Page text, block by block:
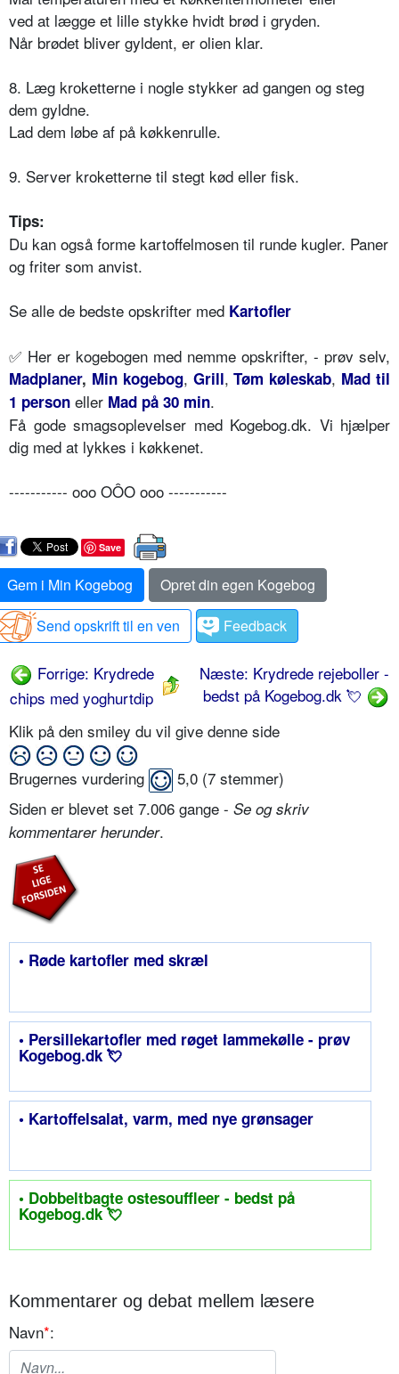
ved at lægge et lille stykke hvidt brød i gryden.
Når brødet bliver gyldent, er olien klar.
8. Læg kroketterne i nogle stykker ad gangen og steg
dem gyldne.
Lad dem løbe af på køkkenrulle.
9. Server kroketterne til stegt kød eller fisk.
Tips:
Du kan også forme kartoffelmosen til runde kugler. Paner
og friter som anvist.
Se alle de bedste opskrifter med Kartofler
✅ Her er kogebogen med nemme opskrifter, - prøv selv,
Madplaner, Min kogebog, Grill,Tøm køleskab, Mad til
1 person eller Mad på 30 min.
Få gode smagsoplevelser med Kogebog.dk. Vi hjælper
dig med at lykkes i køkkenet.
----------- ooo OÔO ooo -----------
Save
Gem i Min Kogebog
Opret din egen Kogebog
Send opskrift til en ven
Feedback
Forrige: Krydrede
chips med yoghurtdip
Næste: Krydrede rejeboller -
bedst på Kogebog.dk 💘
Klik på den smiley du vil give denne side
Brugernes vurdering 5,0 (7 stemmer)
Siden er blevet set 7.006 gange - Se og skriv
kommentarer herunder.
• Røde kartofler med skræl
• Persillekartofler med røget lammekølle - prøv
Kogebog.dk 💘
• Kartoffelsalat, varm, med nye grønsager
• Dobbeltbagte ostesouffleer - bedst på
Kogebog.dk 💘
Kommentarer og debat mellem læsere
Navn*: